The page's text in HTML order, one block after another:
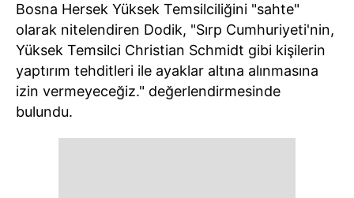
Bosna Hersek Yüksek Temsilciliğini "sahte"
olarak nitelendiren Dodik, "Sırp Cumhuriyeti'nin,
Yüksek Temsilci Christian Schmidt gibi kişilerin
yaptırım tehditleri ile ayaklar altına alınmasına
izin vermeyeceğiz." değerlendirmesinde
bulundu.